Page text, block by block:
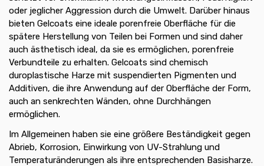
oder jeglicher Aggression durch die Umwelt. Darüber hinaus
bieten Gelcoats eine ideale porenfreie Oberfläche für die
spätere Herstellung von Teilen bei Formen und sind daher
auch ästhetisch ideal, da sie es ermöglichen, porenfreie
Verbundteile zu erhalten. Gelcoats sind chemisch
duroplastische Harze mit suspendierten Pigmenten und
Additiven, die ihre Anwendung auf der Oberfläche der Form,
auch an senkrechten Wänden, ohne Durchhängen
ermöglichen.
Im Allgemeinen haben sie eine größere Beständigkeit gegen
Abrieb, Korrosion, Einwirkung von UV-Strahlung und
Temperaturänderungen als ihre entsprechenden Basisharze.